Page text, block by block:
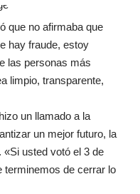
que no afirmaba que
hay fraude, estoy
las personas más
limpio, transparente,
un llamado a la
un mejor futuro, la
«Si usted votó el 3 de
terminemos de cerrar lo